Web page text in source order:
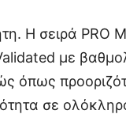
Η σειρά PRO
με
όπως
σε